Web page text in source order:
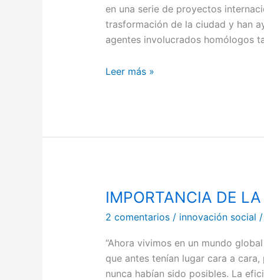
en una serie de proyectos
trasformación de la ciudad y han
agentes involucrados homólogos
libro
Leer más »
IMPORTANCIA DE
2 comentarios / innovación social /
“Ahora vivimos en un mundo
que antes tenían lugar cara a
nunca habían sido posibles. La
IMPORTANCIA
INTELIGENCIA
COLECTIVA